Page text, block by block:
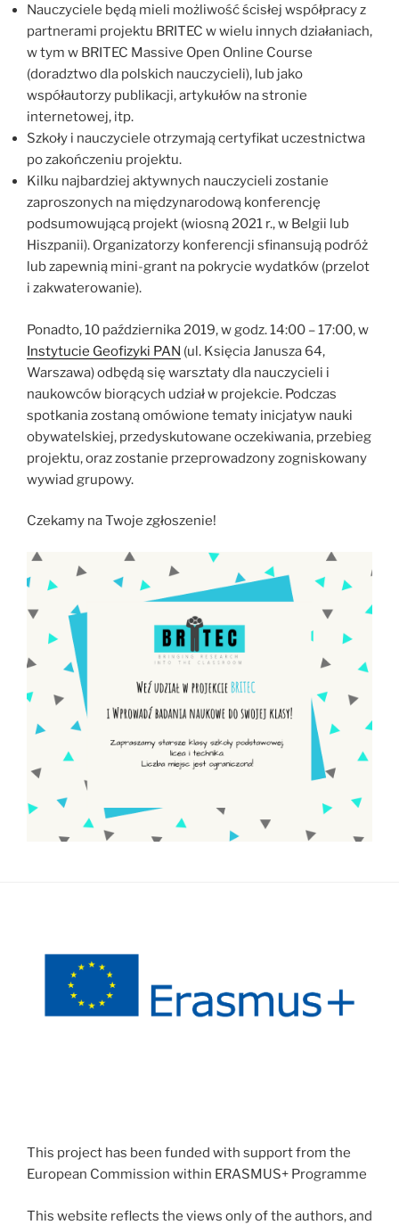
Nauczyciele będą mieli możliwość ścisłej współpracy z
partnerami projektu BRITEC w wielu innych działaniach,
w tym w BRITEC Massive Open Online Course
(doradztwo dla polskich nauczycieli), lub jako
współautorzy publikacji, artykułów na stronie
internetowej, itp.
Szkoły i nauczyciele otrzymają certyfikat uczestnictwa
po zakończeniu projektu.
Kilku najbardziej aktywnych nauczycieli zostanie
zaproszonych na międzynarodową konferencję
podsumowującą projekt (wiosną 2021 r., w Belgii lub
Hiszpanii). Organizatorzy konferencji sfinansują podróż
lub zapewnią mini-grant na pokrycie wydatków (przelot
i zakwaterowanie).
Ponadto, 10 października 2019, w godz. 14:00 – 17:00, w
Instytucie Geofizyki PAN (ul. Księcia Janusza 64,
Warszawa) odbędą się warsztaty dla nauczycieli i
naukowców biorących udział w projekcie. Podczas
spotkania zostaną omówione tematy inicjatyw nauki
obywatelskiej, przedyskutowane oczekiwania, przebieg
projektu, oraz zostanie przeprowadzony zogniskowany
wywiad grupowy.
Czekamy na Twoje zgłoszenie!
This project has been funded with support from the
European Commission within ERASMUS+ Programme
This website reflects the views only of the authors, and